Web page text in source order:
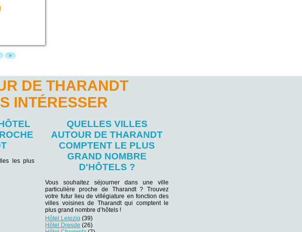
>
DE THARANDT
INTÉRESSER
les plus
QUELLES VILLES
AUTOUR DE THARANDT
COMPTENT LE PLUS
GRAND NOMBRE
D'HÔTELS ?
Vous souhaitez séjourner dans une ville
particulière proche de Tharandt ? Trouvez
votre futur lieu de villégiature en fonction des
villes voisines de Tharandt qui comptent le
plus grand nombre d’hôtels !
Hôtel Leipzig (39)
Hôtel Dresde (26)